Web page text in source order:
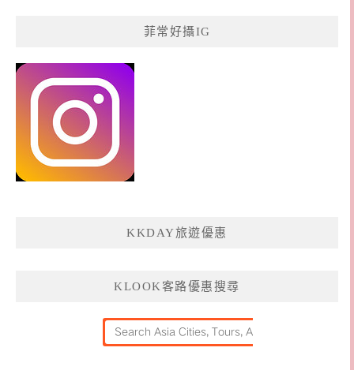
菲常好攝IG
KKDAY旅遊優惠
KLOOK客路優惠搜尋